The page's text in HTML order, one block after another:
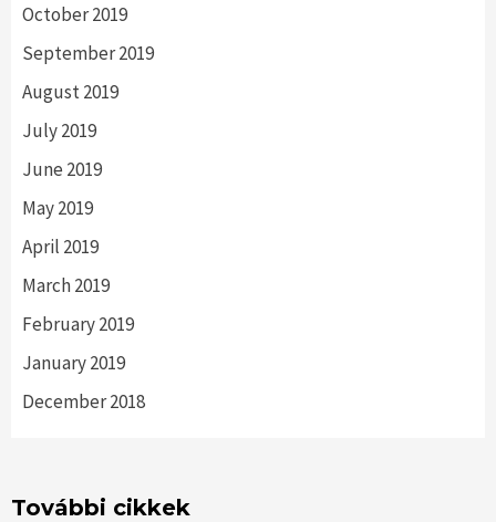
October 2019
September 2019
August 2019
July 2019
June 2019
May 2019
April 2019
March 2019
February 2019
January 2019
December 2018
További cikkek